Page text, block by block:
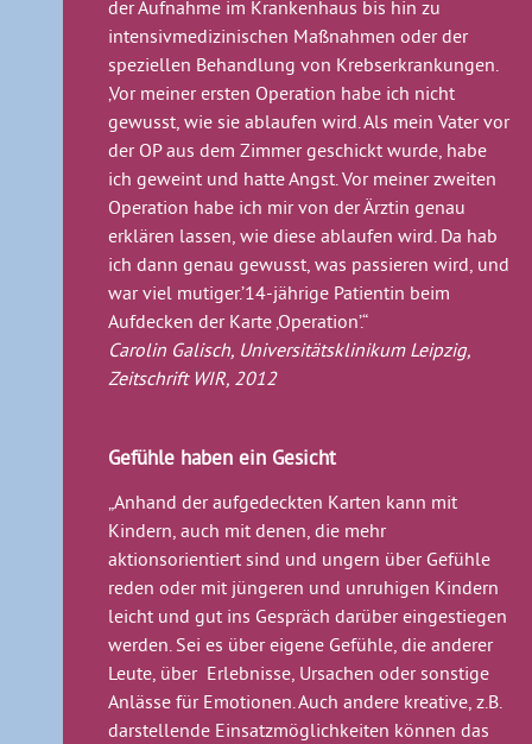
der Aufnahme im Krankenhaus bis hin zu
intensivmedizinischen Maßnahmen oder der
speziellen Behandlung von Krebserkrankungen.
‚Vor meiner ersten Operation habe ich nicht
gewusst, wie sie ablaufen wird. Als mein Vater vor
der OP aus dem Zimmer geschickt wurde, habe
ich geweint und hatte Angst. Vor meiner zweiten
Operation habe ich mir von der Ärztin genau
erklären lassen, wie diese ablaufen wird. Da hab
ich dann genau gewusst, was passieren wird, und
war viel mutiger.’14-jährige Patientin beim
Aufdecken der Karte ‚Operation’.“
Carolin Galisch, Universitätsklinikum Leipzig,
Zeitschrift WIR, 2012
Gefühle haben ein Gesicht
„Anhand der aufgedeckten Karten kann mit
Kindern, auch mit denen, die mehr
aktionsorientiert sind und ungern über Gefühle
reden oder mit jüngeren und unruhigen Kindern
leicht und gut ins Gespräch darüber eingestiegen
werden. Sei es über eigene Gefühle, die anderer
Leute, über Erlebnisse, Ursachen oder sonstige
Anlässe für Emotionen. Auch andere kreative, z.B.
darstellende Einsatzmöglichkeiten können das